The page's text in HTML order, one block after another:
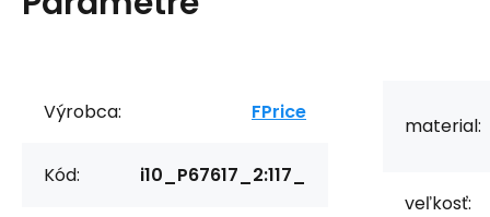
Výrobca: FPrice
Kód: i10_P67617_2:117_
material:
veľkosť: